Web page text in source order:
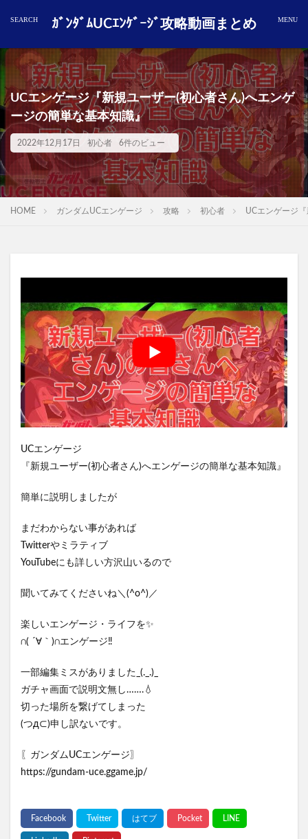
ｶﾞﾝﾀﾞﾑUCｴﾝｹﾞｰｼﾞ攻略動画まとめ
UCエンゲージ『新規ユーザー(初心者さん)へエンゲ
ージの簡単な基本知識』
2022年12月17日 初心者 6件のビュー
HOME ガンダムUCエンゲージ 攻略 初心者 UCエンゲージ
UCエンゲージ
『新規ユーザー(初心者さん)へエンゲージの簡単な基本知識』
簡単に説明しましたが
まだわからない事があれば
Twitterやミラティブ
YouTubeにも詳しい方沢山いるので
聞いてみてくださいね＼(^o^)／
楽しいエンゲージ・ライフを✨
∩( ´∀｀)∩エンゲージ‼️
一部編集ミスがありました_(._.)_
ガチャ画面で説明文無し…….💧
切った場所を繋げてしまった
(つд⊂)申し訳ないです。
〖ガンダムUCエンゲージ〗
https://gundam-uce.ggame.jp/